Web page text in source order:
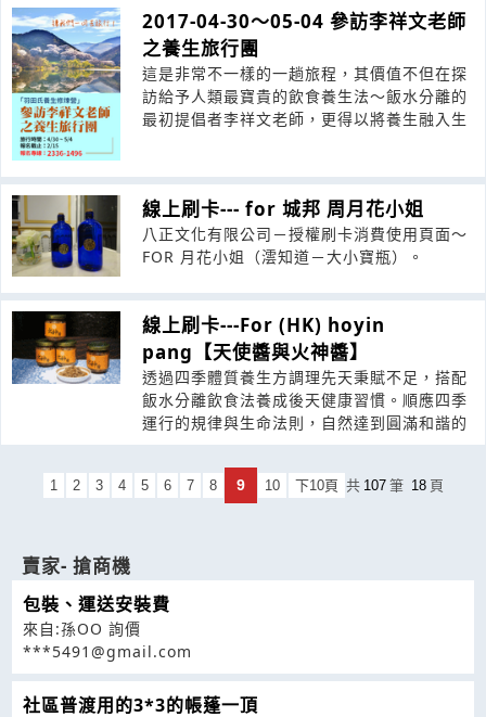
2017-04-30～05-04 參訪李祥文老師
之養生旅行團
這是非常不一樣的一趟旅程，其價值不但在探
訪給予人類最寶貴的飲食養生法～飯水分離的
最初提倡者李祥文老師，更得以將養生融入生
線上刷卡--- for 城邦 周月花小姐
八正文化有限公司－授權刷卡消費使用頁面～
FOR 月花小姐（澐知道－大小寶瓶）。
線上刷卡---For (HK) hoyin
pang【天使醬與火神醬】
透過四季體質養生方調理先天秉賦不足，搭配
飯水分離飲食法養成後天健康習慣。順應四季
運行的規律與生命法則，自然達到圓滿和諧的
1 2 3 4 5 6 7 8 9 10 下10頁 共 107 筆 18 頁
賣家- 搶商機
包裝、運送安裝費
來自:孫OO 詢價
***5491@gmail.com
社區普渡用的3*3的帳蓬一頂